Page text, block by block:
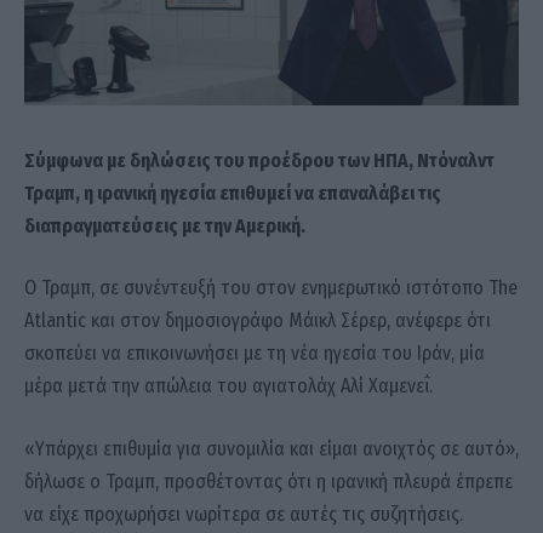
Σύμφωνα με δηλώσεις του προέδρου των ΗΠΑ, Ντόναλντ
Τραμπ, η ιρανική ηγεσία επιθυμεί να επαναλάβει τις
διαπραγματεύσεις με την Αμερική.
Ο Τραμπ, σε συνέντευξή του στον ενημερωτικό ιστότοπο The
Atlantic και στον δημοσιογράφο Μάικλ Σέρερ, ανέφερε ότι
σκοπεύει να επικοινωνήσει με τη νέα ηγεσία του Ιράν, μία
μέρα μετά την απώλεια του αγιατολάχ Αλί Χαμενεΐ.
«Υπάρχει επιθυμία για συνομιλία και είμαι ανοιχτός σε αυτό»,
δήλωσε ο Τραμπ, προσθέτοντας ότι η ιρανική πλευρά έπρεπε
να είχε προχωρήσει νωρίτερα σε αυτές τις συζητήσεις.